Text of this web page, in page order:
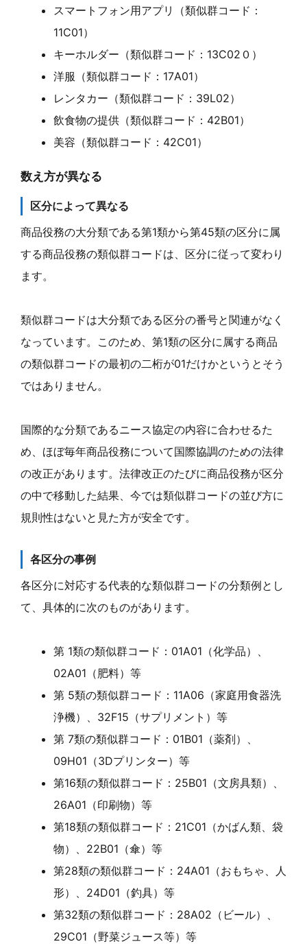
スマートフォン用アプリ（類似群コード：
11C01）
キーホルダー（類似群コード：13C02０）
洋服（類似群コード：17A01）
レンタカー（類似群コード：39L02）
飲食物の提供（類似群コード：42B01）
美容（類似群コード：42C01）
数え方が異なる
区分によって異なる
商品役務の大分類である第1類から第45類の区分に属
する商品役務の類似群コードは、区分に従って変わり
ます。
類似群コードは大分類である区分の番号と関連がなく
なっています。このため、第1類の区分に属する商品
の類似群コードの最初の二桁が01だけかというとそう
ではありません。
国際的な分類であるニース協定の内容に合わせるた
め、ほぼ毎年商品役務について国際協調のための法律
の改正があります。法律改正のたびに商品役務が区分
の中で移動した結果、今では類似群コードの並び方に
規則性はないと見た方が安全です。
各区分の事例
各区分に対応する代表的な類似群コードの分類例とし
て、具体的に次のものがあります。
第 1類の類似群コード：01A01（化学品）、
02A01（肥料）等
第 5類の類似群コード：11A06（家庭用食器洗
浄機）、32F15（サプリメント）等
第 7類の類似群コード：01B01（薬剤）、
09H01（3Dプリンター）等
第16類の類似群コード：25B01（文房具類）、
26A01（印刷物）等
第18類の類似群コード：21C01（かばん類、袋
物）、22B01（傘）等
第28類の類似群コード：24A01（おもちゃ、人
形）、24D01（釣具）等
第32類の類似群コード：28A02（ビール）、
29C01（野菜ジュース等）等